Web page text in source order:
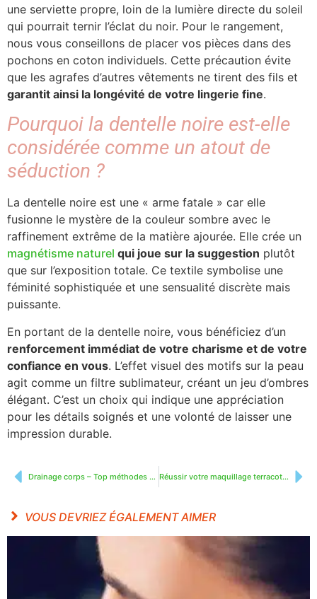
une serviette propre, loin de la lumière directe du soleil
qui pourrait ternir l’éclat du noir. Pour le rangement,
nous vous conseillons de placer vos pièces dans des
pochons en coton individuels. Cette précaution évite
que les agrafes d’autres vêtements ne tirent des fils et
garantit ainsi la longévité de votre lingerie fine.
Pourquoi la dentelle noire est-elle
considérée comme un atout de
séduction ?
La dentelle noire est une « arme fatale » car elle
fusionne le mystère de la couleur sombre avec le
raffinement extrême de la matière ajourée. Elle crée un
magnétisme naturel qui joue sur la suggestion plutôt
que sur l’exposition totale. Ce textile symbolise une
féminité sophistiquée et une sensualité discrète mais
puissante.
En portant de la dentelle noire, vous bénéficiez d’un
renforcement immédiat de votre charisme et de votre
confiance en vous. L’effet visuel des motifs sur la peau
agit comme un filtre sublimateur, créant un jeu d’ombres
élégant. C’est un choix qui indique une appréciation
pour les détails soignés et une volonté de laisser une
impression durable.
Drainage corps – Top méthodes pour dégonfler Réussir votre maquillage terracotta pour un teint radieux
VOUS DEVRIEZ ÉGALEMENT AIMER